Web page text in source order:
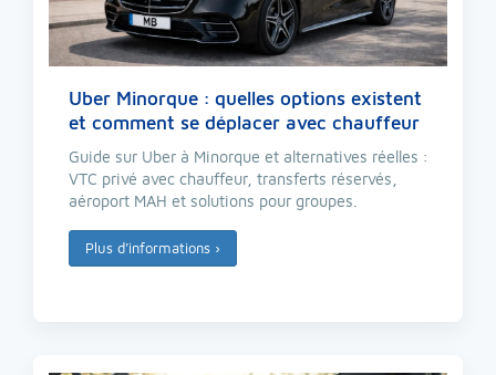
Uber Minorque : quelles options existent
et comment se déplacer avec chauffeur
Guide sur Uber à Minorque et alternatives réelles :
VTC privé avec chauffeur, transferts réservés,
aéroport MAH et solutions pour groupes.
Plus d’informations ›